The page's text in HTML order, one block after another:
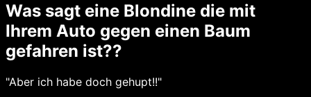
Was sagt eine Blondine die mit
Ihrem Auto gegen einen Baum
gefahren ist??
"Aber ich habe doch gehupt!!"